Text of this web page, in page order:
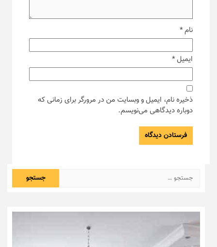
نام*
ایمیل*
ذخیره نام، ایمیل و وبسایت من در مرورگر برای زمانی که
دوباره دیدگاهی می‌نویسم.
جستجو
برای: